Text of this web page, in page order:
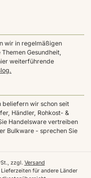
wir in regelmäßigen
Gesundheit,
weiterführende
beliefern wir schon seit
Händler, Rohkost- &
Handelsware vertreiben
Bulkware - sprechen Sie
zzgl. Versand
für andere Länder